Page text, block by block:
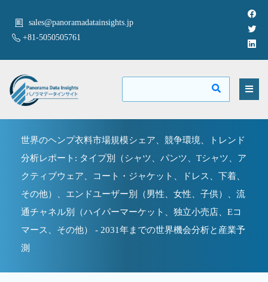
sales@panoramadatainsights.jp
+81-5050505761
世界のヘンプ衣料市場規模シェア、競争環境、トレンド
分析レポート: タイプ別（シャツ、パンツ、Tシャツ、ア
クティブウェア、コート・ジャケット、ドレス、下着、
その他）、エンドユーザー別（男性、女性、子供）、流
通チャネル別（ハイパーマーケット、独立小売店、Eコ
マース、その他） - 2031年までの世界機会分析と産業予
測